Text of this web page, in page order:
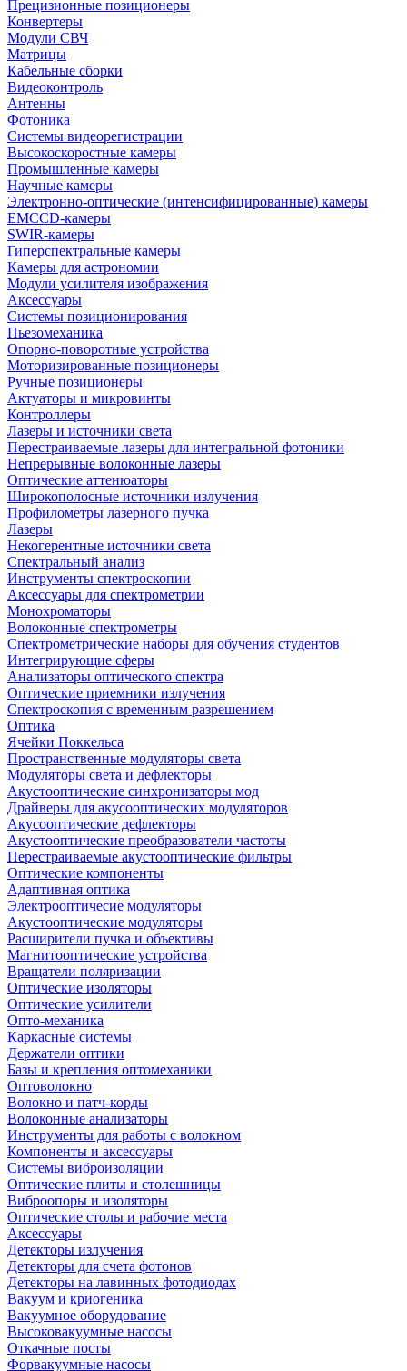
Прецизионные позиционеры
Конвертеры
Модули СВЧ
Матрицы
Кабельные сборки
Видеоконтроль
Антенны
Фотоника
Cистемы видеорегистрации
Высокоскоростные камеры
Промышленные камеры
Научные камеры
Электронно-оптические (интенсифицированные) камеры
EMCCD-камеры
SWIR-камеры
Гиперспектральные камеры
Камеры для астрономии
Модули усилителя изображения
Аксессуары
Системы позиционирования
Пьезомеханика
Опорно-поворотные устройства
Моторизированные позиционеры
Ручные позиционеры
Актуаторы и микровинты
Контроллеры
Лазеры и источники света
Перестраиваемые лазеры для интегральной фотоники
Непрерывные волоконные лазеры
Оптические аттенюаторы
Широкополосные источники излучения
Профилометры лазерного пучка
Лазеры
Некогерентные источники света
Спектральный анализ
Инструменты спектроскопии
Аксессуары для спектрометрии
Монохроматоры
Волоконные спектрометры
Спектрометрические наборы для обучения студентов
Интегрирующие сферы
Анализаторы оптического спектра
Оптические приемники излучения
Спектроскопия с временным разрешением
Оптика
Ячейки Поккельса
Пространственные модуляторы света
Модуляторы света и дефлекторы
Акустооптические синхронизаторы мод
Драйверы для акусооптических модуляторов
Акусооптические дефлекторы
Акустооптические преобразователи частоты
Перестраиваемые акустооптические фильтры
Оптические компоненты
Адаптивная оптика
Электрооптичесие модуляторы
Акустооптические модуляторы
Расширители пучка и объективы
Магнитооптические устройства
Вращатели поляризации
Оптические изоляторы
Оптические усилители
Опто-механика
Каркасные системы
Держатели оптики
Базы и крепления оптомеханики
Оптоволокно
Волокно и патч-корды
Волоконные анализаторы
Инструменты для работы с волокном
Компоненты и аксессуары
Системы виброизоляции
Оптические плиты и столешницы
Виброопоры и изоляторы
Оптические столы и рабочие места
Аксессуары
Детекторы излучения
Детекторы для счета фотонов
Детекторы на лавинных фотодиодах
Вакуум и криогеника
Вакуумное оборудование
Высоковакуумные насосы
Откачные посты
Форвакуумные насосы